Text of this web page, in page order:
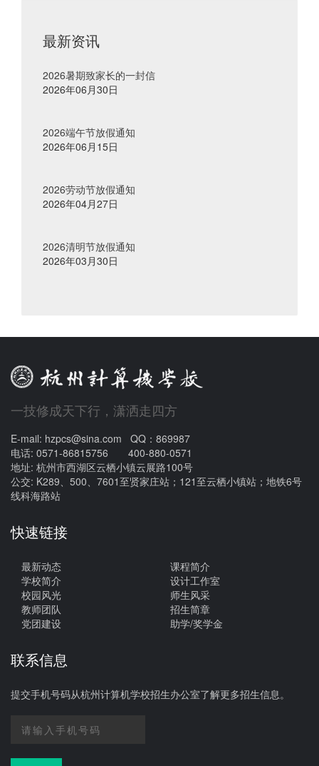
最新资讯
2026暑期致家长的一封信
2026年06月30日
2026端午节放假通知
2026年06月15日
2026劳动节放假通知
2026年04月27日
2026清明节放假通知
2026年03月30日
一技修成天下行，潇洒走四方
E-mail: hzpcs@sina.com QQ：869987
电话: 0571-86815756 400-880-0571
地址: 杭州市西湖区云栖小镇云展路100号
公交: K289、500、7601至贤家庄站；121至云栖小镇站；地铁6号
线科海路站
快速链接
最新动态
学校简介
校园风光
教师团队
党团建设
课程简介
设计工作室
师生风采
招生简章
助学/奖学金
联系信息
提交手机号码从杭州计算机学校招生办公室了解更多招生信息。